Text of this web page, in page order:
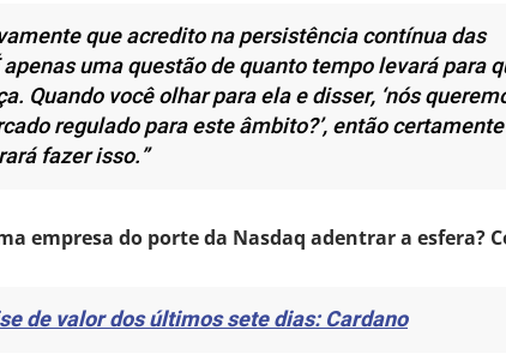
que acredito na persistência contínua das
uma questão de quanto tempo levará para
Quando você olhar para ela e disser, ‘nós
regulado para este âmbito?’, então
fazer isso.”
empresa do porte da Nasdaq adentrar a esfera?
de valor dos últimos sete dias: Cardano